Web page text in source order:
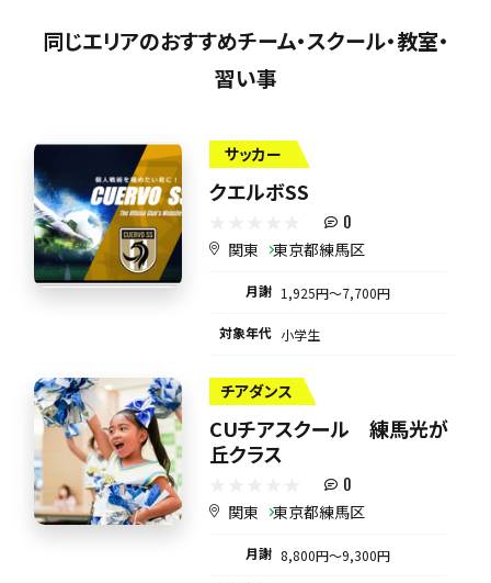
同じエリアのおすすめチーム・スクール・教室・
習い事
サッカー
クエルボSS
0
関東 東京都練馬区
月謝 1,925円〜7,700円
対象年代 小学生
チアダンス
CUチアスクール 練馬光が
丘クラス
0
関東 東京都練馬区
月謝 8,800円〜9,300円